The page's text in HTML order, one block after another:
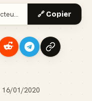
🔗 Copier
16/01/2020